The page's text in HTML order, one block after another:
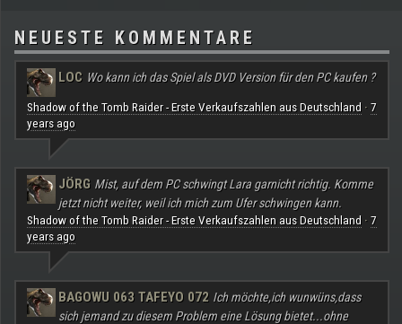
NEUESTE KOMMENTARE
LOC Wo kann ich das Spiel als DVD Version für den PC kaufen ?
Shadow of the Tomb Raider - Erste Verkaufszahlen aus Deutschland · 7
years ago
JÖRG Mist, auf dem PC schwingt Lara garnicht richtig. Komme
jetzt nicht weiter, weil ich mich zum Ufer schwingen kann.
Shadow of the Tomb Raider - Erste Verkaufszahlen aus Deutschland · 7
years ago
BAGOWU 063 TAFEYO 072 Ich möchte,ich wunwüns,dass
sich jemand zu diesem Problem eine Lösung bietet...ohne